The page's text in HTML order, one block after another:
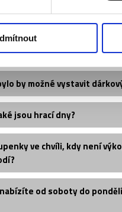
mít místa vedle sebe?
vstupenek?
by možné vystavit
jsou hrací dny?
ve chvíli, kdy není
od soboty do